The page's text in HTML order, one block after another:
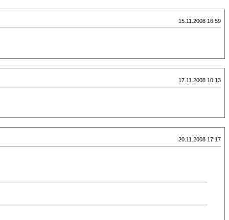
15.11.2008 16:59
17.11.2008 10:13
20.11.2008 17:17